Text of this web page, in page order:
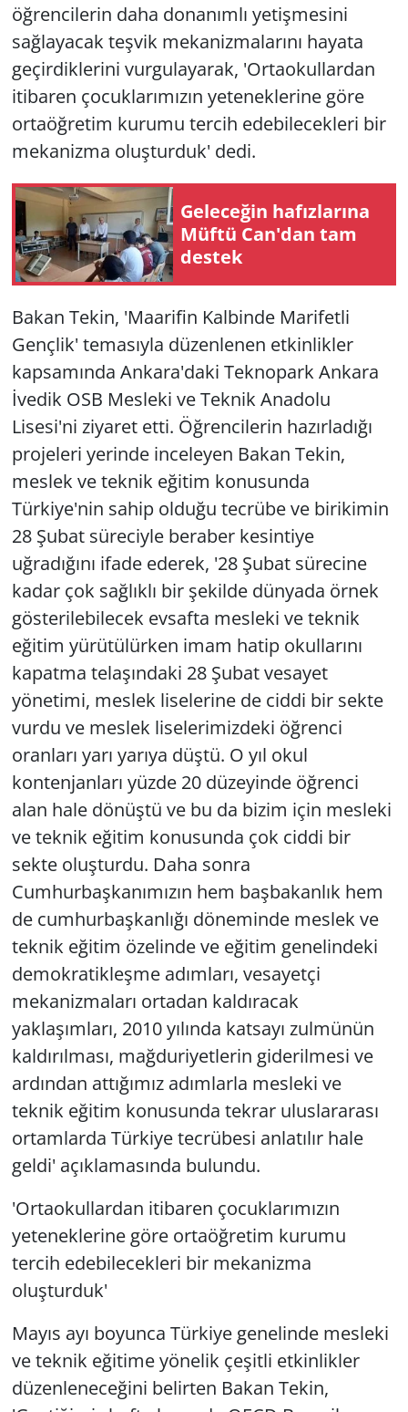
öğrencilerin daha donanımlı yetişmesini
sağlayacak teşvik mekanizmalarını hayata
geçirdiklerini vurgulayarak, 'Ortaokullardan
itibaren çocuklarımızın yeteneklerine göre
ortaöğretim kurumu tercih edebilecekleri bir
mekanizma oluşturduk' dedi.
Geleceğin hafızlarına
Müftü Can'dan tam
destek
Bakan Tekin, 'Maarifin Kalbinde Marifetli
Gençlik' temasıyla düzenlenen etkinlikler
kapsamında Ankara'daki Teknopark Ankara
İvedik OSB Mesleki ve Teknik Anadolu
Lisesi'ni ziyaret etti. Öğrencilerin hazırladığı
projeleri yerinde inceleyen Bakan Tekin,
meslek ve teknik eğitim konusunda
Türkiye'nin sahip olduğu tecrübe ve birikimin
28 Şubat süreciyle beraber kesintiye
uğradığını ifade ederek, '28 Şubat sürecine
kadar çok sağlıklı bir şekilde dünyada örnek
gösterilebilecek evsafta mesleki ve teknik
eğitim yürütülürken imam hatip okullarını
kapatma telaşındaki 28 Şubat vesayet
yönetimi, meslek liselerine de ciddi bir sekte
vurdu ve meslek liselerimizdeki öğrenci
oranları yarı yarıya düştü. O yıl okul
kontenjanları yüzde 20 düzeyinde öğrenci
alan hale dönüştü ve bu da bizim için mesleki
ve teknik eğitim konusunda çok ciddi bir
sekte oluşturdu. Daha sonra
Cumhurbaşkanımızın hem başbakanlık hem
de cumhurbaşkanlığı döneminde meslek ve
teknik eğitim özelinde ve eğitim genelindeki
demokratikleşme adımları, vesayetçi
mekanizmaları ortadan kaldıracak
yaklaşımları, 2010 yılında katsayı zulmünün
kaldırılması, mağduriyetlerin giderilmesi ve
ardından attığımız adımlarla mesleki ve
teknik eğitim konusunda tekrar uluslararası
ortamlarda Türkiye tecrübesi anlatılır hale
geldi' açıklamasında bulundu.
'Ortaokullardan itibaren çocuklarımızın
yeteneklerine göre ortaöğretim kurumu
tercih edebilecekleri bir mekanizma
oluşturduk'
Mayıs ayı boyunca Türkiye genelinde mesleki
ve teknik eğitime yönelik çeşitli etkinlikler
düzenleneceğini belirten Bakan Tekin,